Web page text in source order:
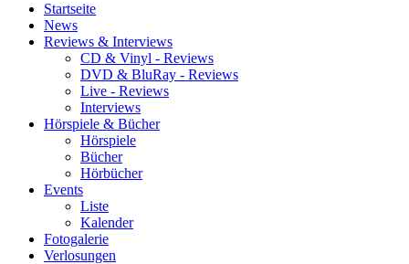
Startseite
News
Reviews & Interviews
CD & Vinyl - Reviews
DVD & BluRay - Reviews
Live - Reviews
Interviews
Hörspiele & Bücher
Hörspiele
Bücher
Hörbücher
Events
Liste
Kalender
Fotogalerie
Verlosungen